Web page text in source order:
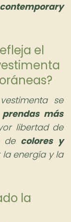
contemporary
el
se
prendas más
libertad de
de colores y
energía y la
la